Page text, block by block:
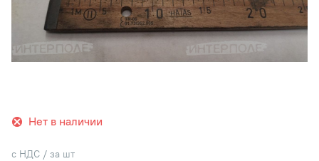
Нет в наличии
с НДС / за шт